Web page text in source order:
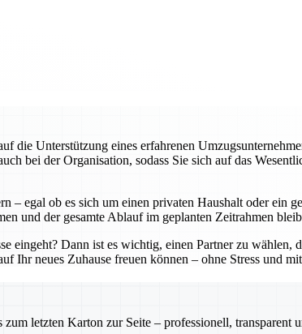
die Unterstützung eines erfahrenen
bei der Organisation, sodass Sie sich auf das
– egal ob es sich um einen privaten Haushalt oder ein
und der gesamte Ablauf im geplanten Zeitrahmen
eingeht? Dann ist es wichtig, einen Partner zu wählen,
Ihr neues Zuhause freuen können – ohne Stress und
letzten Karton zur Seite – professionell, transparent